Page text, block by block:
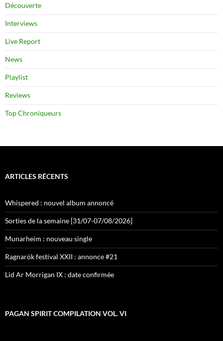
Découverte
Interviews
Live Report
News
Playlist
Reviews
Top Chroniqueurs
ARTICLES RÉCENTS
Whispered : nouvel album annoncé
Sorties de la semaine [31/07-07/08/2026]
Munarheim : nouveau single
Ragnarök festival XXII : annonce #21
Lid Ar Morrigan IX : date confirmée
PAGAN SPIRIT COMPILATION VOL. VI